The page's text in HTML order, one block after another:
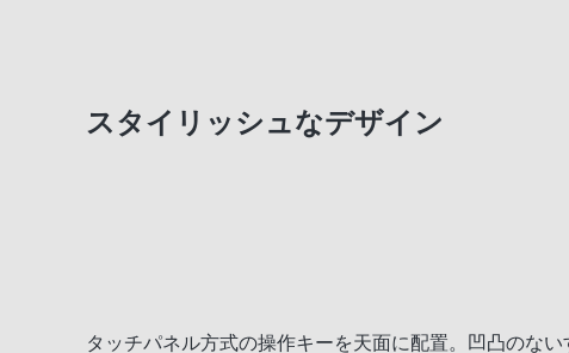
スタイリッシュなデザイン
タッチパネル方式の操作キーを天面に配置。凹凸のな